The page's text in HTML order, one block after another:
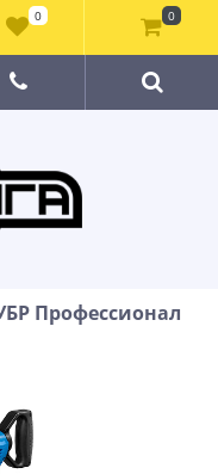
Профессионал
0 0